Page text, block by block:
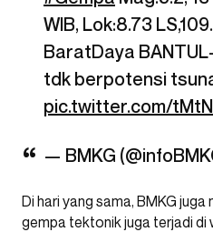
WIB, Lok:8.73
BaratDaya
tdk berpotensi
pic.twitter.com/
— BMKG
Di hari yang sama, BMKG
gempa tektonik juga terjadi di